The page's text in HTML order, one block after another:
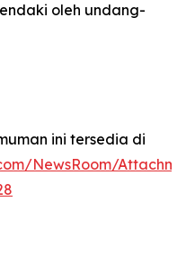
oleh undang-
ini tersedia di
NewsRoom/